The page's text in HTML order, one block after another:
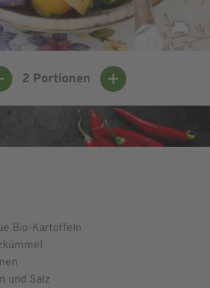
2 Portionen
Bio-Kartoffeln
und Salz